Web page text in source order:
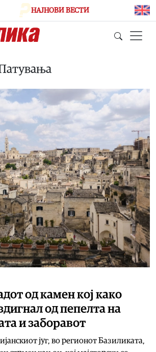
НАЈНОВИ ВЕСТИ
од камен кој како
од пепелта на
и заборавот
југ, во регионот Базиликата,